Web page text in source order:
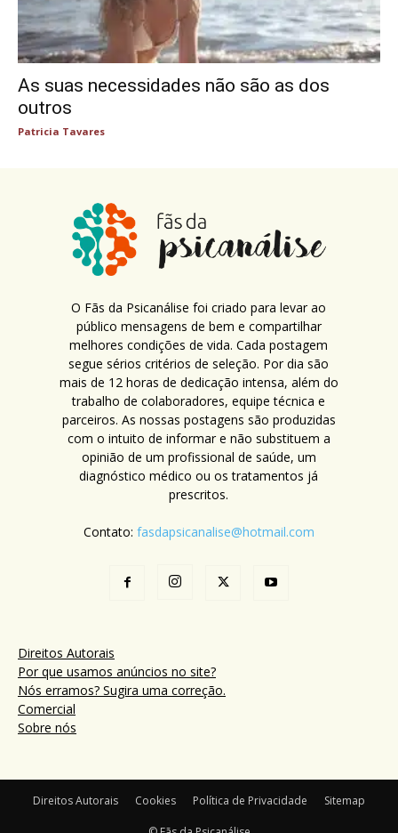
As suas necessidades não são as dos
outros
Patricia Tavares
O Fãs da Psicanálise foi criado para levar ao
público mensagens de bem e compartilhar
melhores condições de vida. Cada postagem
segue sérios critérios de seleção. Por dia são
mais de 12 horas de dedicação intensa, além do
trabalho de colaboradores, equipe técnica e
parceiros. As nossas postagens são produzidas
com o intuito de informar e não substituem a
opinião de um profissional de saúde, um
diagnóstico médico ou os tratamentos já
prescritos.
Contato: fasdapsicanalise@hotmail.com
Direitos Autorais
Por que usamos anúncios no site?
Nós erramos? Sugira uma correção.
Comercial
Sobre nós
Direitos Autorais Cookies Política de Privacidade Sitemap